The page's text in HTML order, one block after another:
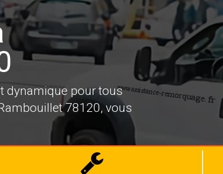
dynamique pour tous
78120, vous
Dépannage